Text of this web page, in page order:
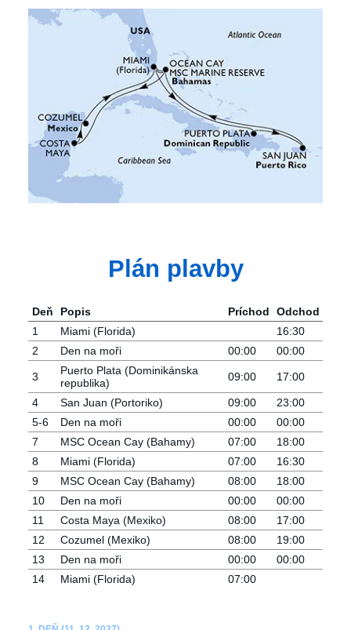
Luxusné plavby
Akčné plavby
Pokročilé filtrování
Reset filtrů
Plán plavby
Deň Popis Príchod
Odchod
1
Miami (Florida)
16:30
2
Den na moři 00:00 00:00
3
Puerto Plata (Dominikánska
republika)
09:00 17:00
4 San Juan (Portoriko) 09:00
23:00
5-6
Den na moři 00:00
00:00
7
MSC Ocean Cay (Bahamy) 07:00
18:00
8
Miami (Florida) 07:00
16:30
9
MSC Ocean Cay (Bahamy) 08:00
18:00
10
Den na moři 00:00
00:00
11
Costa Maya (Mexiko) 08:00
17:00
12
Cozumel (Mexiko) 08:00
19:00
13
Den na moři 00:00
00:00
14
Miami (Florida) 07:00